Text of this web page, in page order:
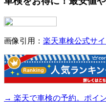
画像引用： 楽天車検公式サイ
→ 楽天で車検の予約。ポイ